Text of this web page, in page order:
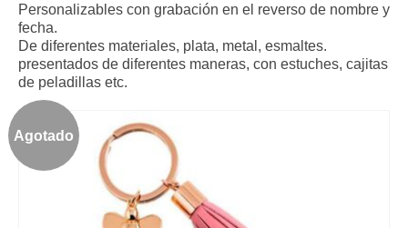
Personalizables con grabación en el reverso de nombre y
fecha.
De diferentes materiales, plata, metal, esmaltes.
presentados de diferentes maneras, con estuches, cajitas
de peladillas etc.
Agotado